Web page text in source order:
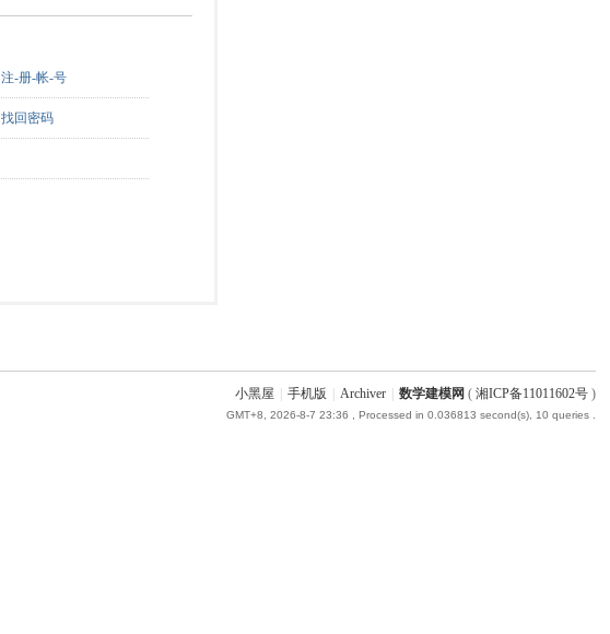
注-册-帐-号
找回密码
小黑屋 手机版 Archiver 数学建模网 ( 湘ICP备11011602号)
GMT+8, 2026-8-7 23:36 , Processed in 0.036813 second(s), 10 queries .